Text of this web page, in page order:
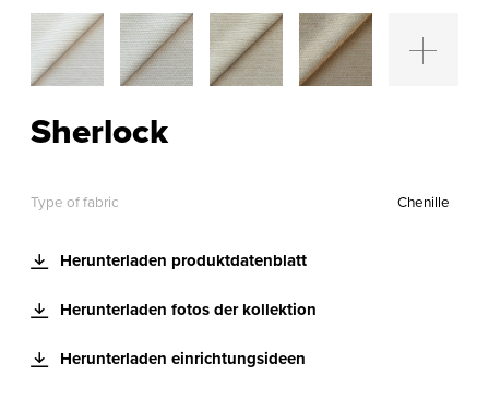
Sherlock
Type of fabric Chenille
Herunterladen produktdatenblatt
Herunterladen fotos der kollektion
Herunterladen einrichtungsideen